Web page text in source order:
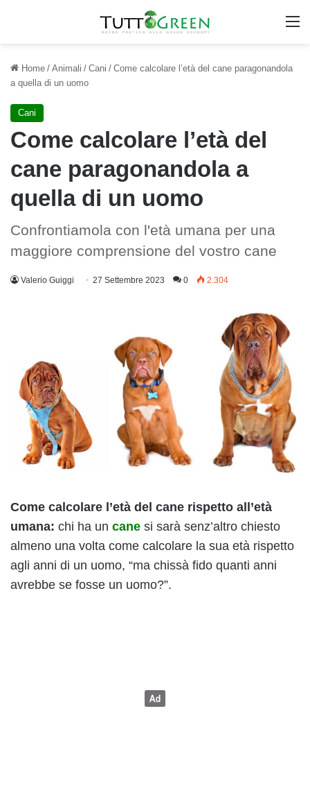
Home / Animali / Cani / Come calcolare l’età del cane paragonandola
a quella di un uomo
Cani
Come calcolare l’età del
cane paragonandola a
quella di un uomo
Confrontiamola con l'età umana per una
maggiore comprensione del vostro cane
Valerio Guiggi 27 Settembre 2023 0 2.304
Come calcolare l’età del cane rispetto all’età
umana: chi ha un cane si sarà senz’altro chiesto
almeno una volta come calcolare la sua età rispetto
agli anni di un uomo, “ma chissà fido quanti anni
avrebbe se fosse un uomo?”.